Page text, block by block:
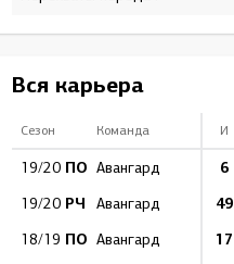
Вся карьера
Сезон Команда И
19/20 ПО Авангард 6
19/20 РЧ Авангард 49
18/19 ПО Авангард 17